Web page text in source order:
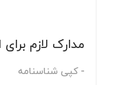
مدارک لازم
- کپی شناسنامه